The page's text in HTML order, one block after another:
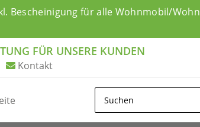
Bescheinigung für alle Wohnmobil/
FÜR UNSERE KUNDEN
Kontakt